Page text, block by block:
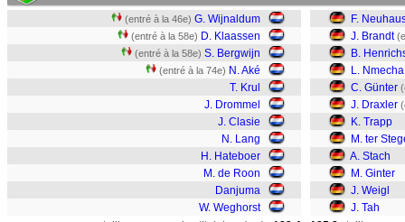
(entré à la 46e) G. Wijnaldum
(entré à la 58e) D. Klaassen
(entré à la 58e) S. Bergwijn
(entré à la 74e) N. Aké
T. Krul
J. Drommel
J. Clasie
N. Lang
H. Hateboer
M. de Roon
Danjuma
W. Weghorst
F.
J. Brandt
B.
L. Nmecha
C. Günter
J. Draxler
K. Trapp
M. ter
A. Stach
M. Ginter
J. Weigl
J. Tah